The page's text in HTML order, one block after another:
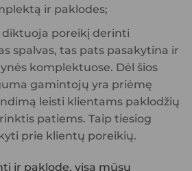
ir paklodes;
poreikį derinti
spalvas, tas pats pasakytina ir
komplektuose. Dėl šios
gamintojų yra priėmę
leisti klientams paklodžių
patiems. Taip tiesiog
prie klientų poreikių.
ir paklodę, visą mūsų